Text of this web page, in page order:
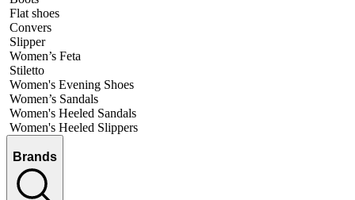
Flat shoes
Convers
Slipper
Women’s Feta
Stiletto
Women's Evening Shoes
Women’s Sandals
Women's Heeled Sandals
Women's Heeled Slippers
Brands